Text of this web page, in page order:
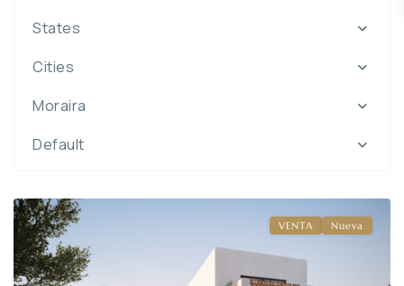
States
Cities
Moraira
Default
VENTA Nueva